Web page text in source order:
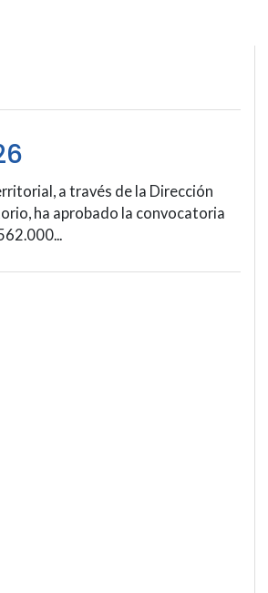
a través de la Dirección
ha aprobado la convocatoria